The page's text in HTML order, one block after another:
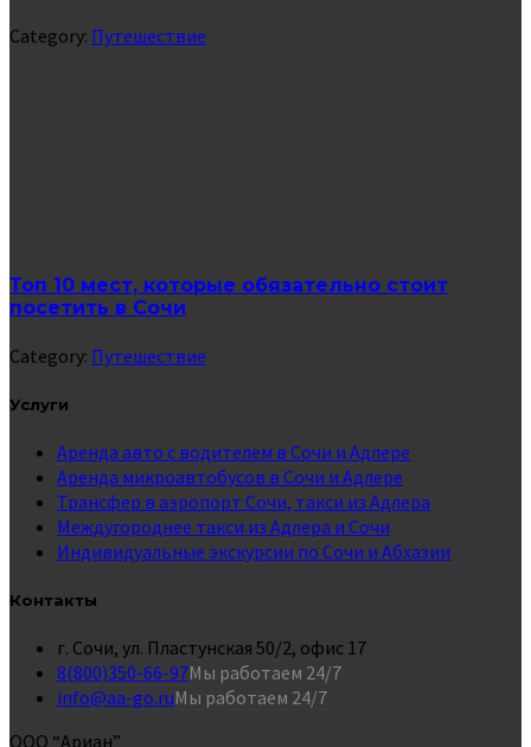
Category: Путешествие
Топ 10 мест, которые обязательно стоит
посетить в Сочи
Category: Путешествие
Услуги
Аренда авто с водителем в Сочи и Адлере
Аренда микроавтобусов в Сочи и Адлере
Трансфер в аэропорт Сочи, такси из Адлера
Междугороднее такси из Адлера и Сочи
Индивидуальные экскурсии по Сочи и Абхазии
Контакты
г. Сочи, ул. Пластунская 50/2, офис 17
8(800)350-66-97Мы работаем 24/7
info@aa-go.ruМы работаем 24/7
ООО “Ариан”